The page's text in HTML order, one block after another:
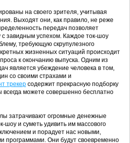
на своего зрителя, учитывая
Выходят они, как правило, не реже
передач позволяет
с завидным успехом. Каждое ток-шоу
требующую скрупулезного
жизненных ситуаций происходит
к окончанию выпуска. Одним из
является убеждение человека в том,
со своими страхами и
трекер содержит прекрасную подборку
всегда можете совершенно бесплатно
затрачивают огромные денежные
шоу и суметь удивить им массового
и порадует нас новыми,
программами. Они будут своевременно